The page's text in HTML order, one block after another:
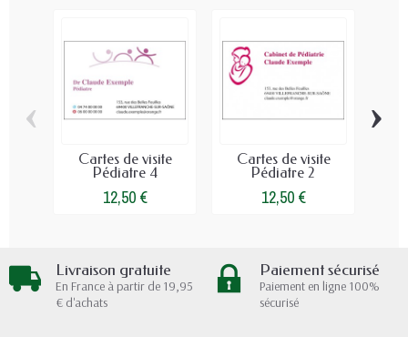
Cartes de visite
Pédiatre 4
12,50 €
Cartes de visite
Pédiatre 2
12,50 €
‹ ›
Livraison gratuite
En France à partir de 19,95
€ d'achats
Paiement sécurisé
Paiement en ligne 100%
sécurisé